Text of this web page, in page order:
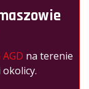
na terenie